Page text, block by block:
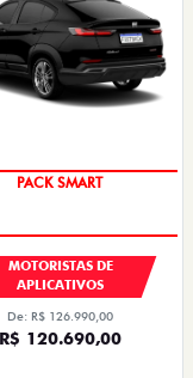
PACK SMART
MOTORISTAS DE
APLICATIVOS
De: R$ 126.990,00
R$ 120.690,00